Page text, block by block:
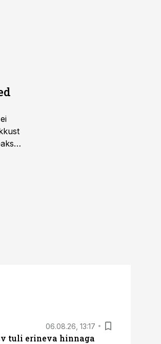
06.08.26, 13:17
tuli erineva hinnaga